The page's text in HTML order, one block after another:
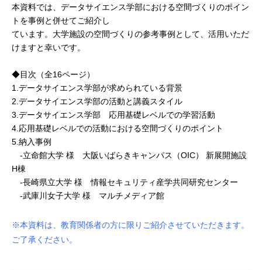
本資料では、データサイエンス学部における空間づくりのポイン
トを事例と併せてご紹介し
ています。 大学施設の空間づくりの参考事例として、活用いただ
けますと幸いです。
◆目次（全16ページ）
1.データサイエンス学部が求められている背景
2.データサイエンス学部の活動と講義スタイル
3.データサイエンス学部 応用基礎レベルでの学習活動
4.応用基礎レベルでの活動における空間づくりのポイント
5 .納入事例
-立命館大学 様 大阪いばらきキャンパス（OIC） 新展開施設
H棟
-長崎県立大学 様 情報セキュリティ産学共同研究センター
-武庫川女子大学 様 マルチメディア館
※本資料は、教育関係者の方に限りご紹介させていただきます。
ご了承ください。